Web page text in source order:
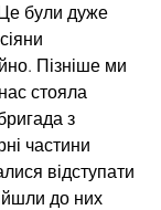
були дуже
Пізніше ми
стояла
з
частини
відступати
до них